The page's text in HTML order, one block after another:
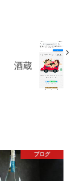
酒蔵
ブログ